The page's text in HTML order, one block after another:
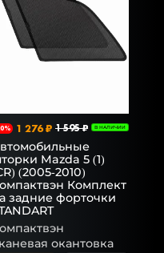
1 276 ₽ 1 595 ₽ В НАЛИЧИИ
Mazda 5 (1)
(2005-2010)
Комплект
задние форточки
окантовка